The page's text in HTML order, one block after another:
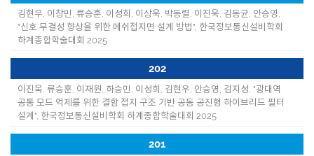
김현우, 이창민, 류승훈, 이성희, 이상욱, 박동렬, 이진욱, 김동균, 안승영,
"신호 무결성 향상을 위한 메쉬접지면 설계 방법", 한국정보통신설비학회
하계종합학술대회 2025
202
이진욱, 류승훈, 이재원, 하승민, 이성희, 김현우, 안승영, 김지성, "광대역
공통 모드 억제를 위한 결함 접지 구조 기반 공동 공진형 하이브리드 필터
설계", 한국정보통신설비학회 하계종합학술대회 2025
201